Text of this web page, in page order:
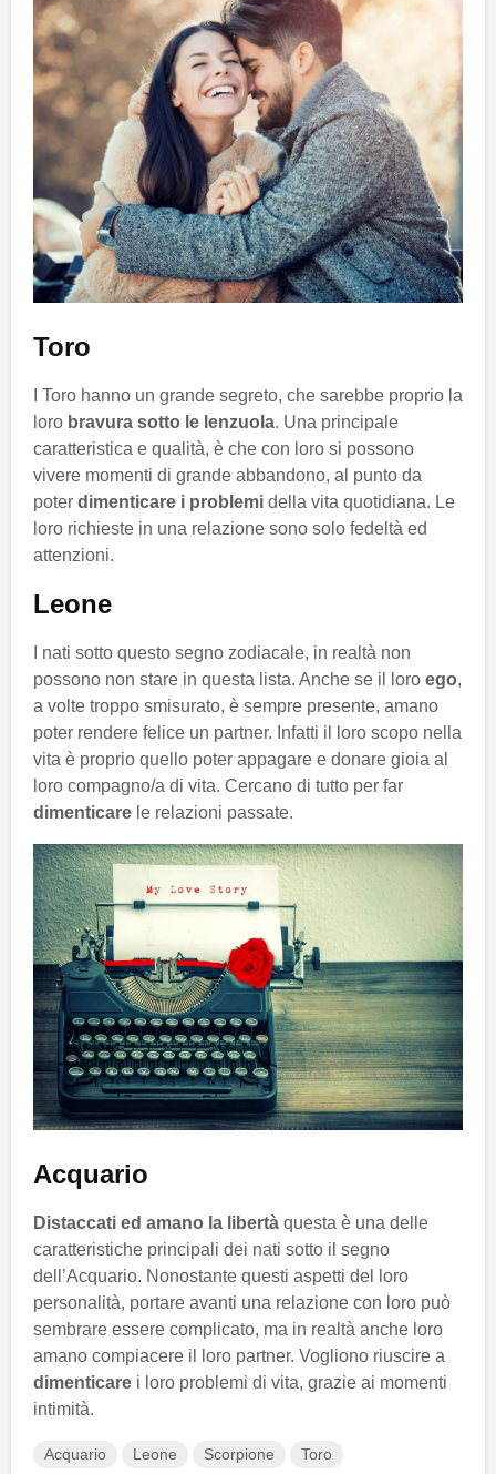
Toro
I Toro hanno un grande segreto, che sarebbe proprio la
loro bravura sotto le lenzuola. Una principale
caratteristica e qualità, è che con loro si possono
vivere momenti di grande abbandono, al punto da
poter dimenticare i problemi della vita quotidiana. Le
loro richieste in una relazione sono solo fedeltà ed
attenzioni.
Leone
I nati sotto questo segno zodiacale, in realtà non
possono non stare in questa lista. Anche se il loro ego,
a volte troppo smisurato, è sempre presente, amano
poter rendere felice un partner. Infatti il loro scopo nella
vita è proprio quello poter appagare e donare gioia al
loro compagno/a di vita. Cercano di tutto per far
dimenticare le relazioni passate.
Acquario
Distaccati ed amano la libertà questa è una delle
caratteristiche principali dei nati sotto il segno
dell’Acquario. Nonostante questi aspetti del loro
personalità, portare avanti una relazione con loro può
sembrare essere complicato, ma in realtà anche loro
amano compiacere il loro partner. Vogliono riuscire a
dimenticare i loro problemi di vita, grazie ai momenti
intimità.
Acquario Leone Scorpione Toro